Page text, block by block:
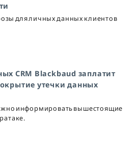
для личных данных клиентов
CRM Blackbaud заплатит
утечки данных
информировать вышестоящие